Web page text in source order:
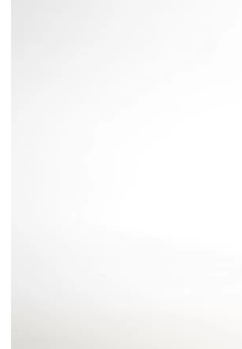
um 1,09 Sekunden und wurden gegen
sich Gabriele Roesch als Sechste des
Einziger LG-Starter bei den Männern war
Landesmeisterschaften heran und belegte